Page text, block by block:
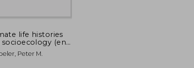
life histories
socioecology (en
Peter M.